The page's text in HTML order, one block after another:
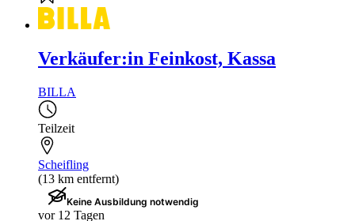
Verkäufer:in Feinkost, Kassa
BILLA
Teilzeit
Scheifling
(13 km entfernt)
Keine Ausbildung notwendig
vor 12 Tagen